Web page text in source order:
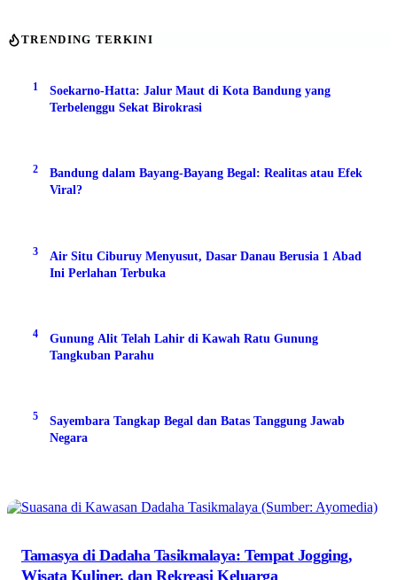
Narasi Adiboga Sunda dalam Panggung
Wujudkan Tipe Rumah SOHO Idaman Keluarga di